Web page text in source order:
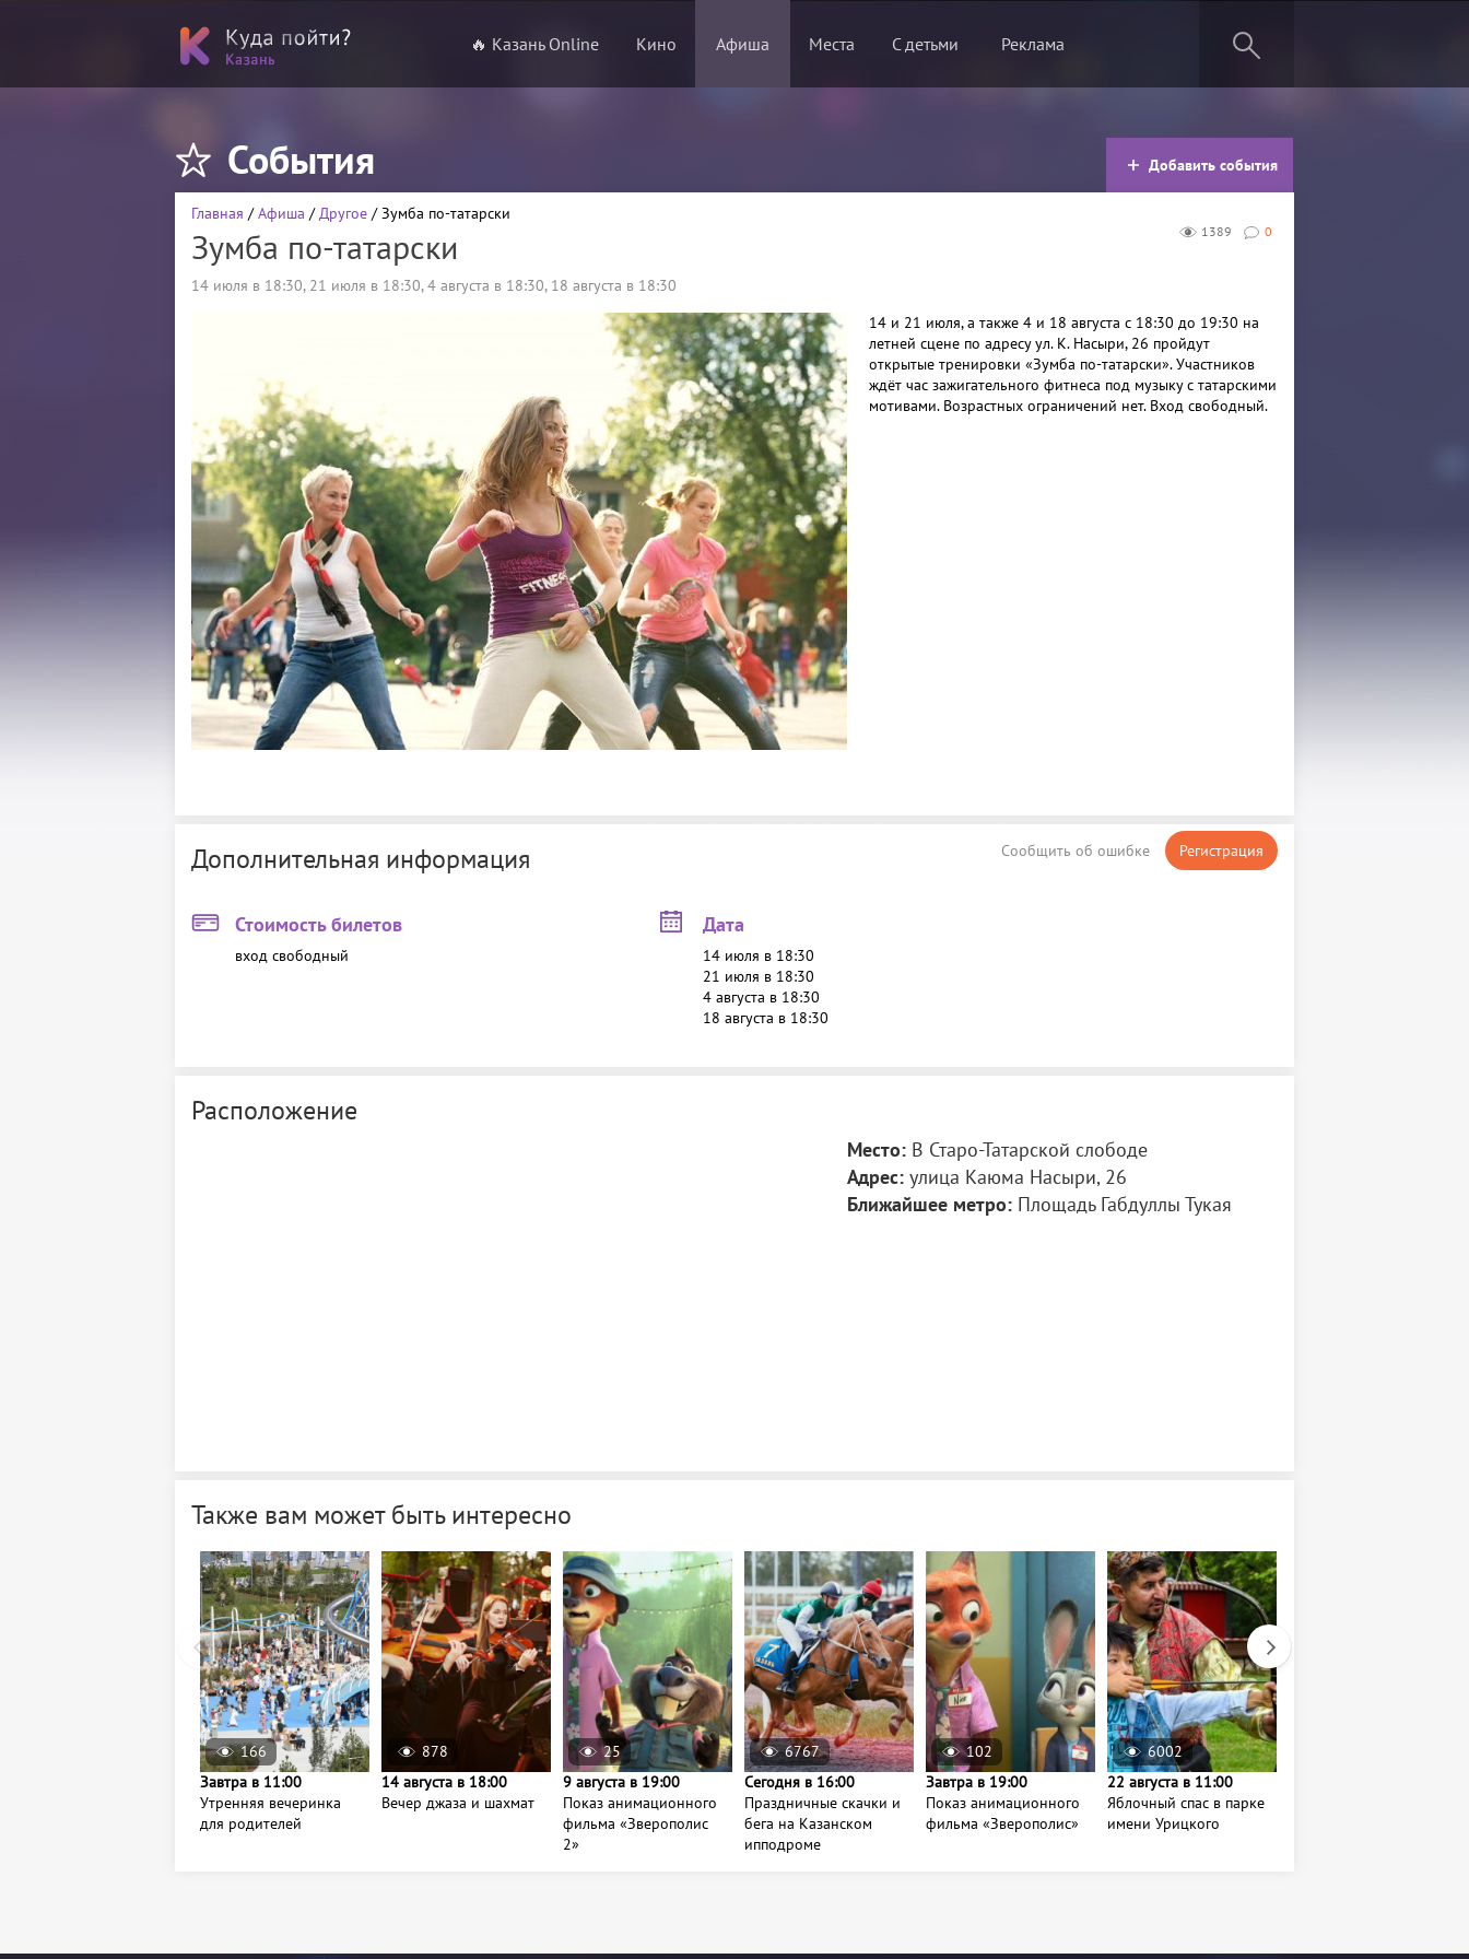
🔥 Казань Online Кино Афиша Места С детьми Реклама
События Добавить события
Главная /Афиша /Другое / Зумба по-татарски
0
1389
Зумба по-татарски
14 июля в 18:30, 21 июля в 18:30,4 августа в 18:30, 18 августа в 18:30
14 и 21 июля, а также 4 и 18 августа с 18:30 до 19:30 на
летней сцене по адресу ул. К. Насыри, 26 пройдут
открытые тренировки «Зумба по-татарски». Участников
ждёт час зажигательного фитнеса под музыку с татарскими
мотивами. Возрастных ограничений нет. Вход свободный.
Сообщить об ошибке Регистрация
Дополнительная информация
Стоимость билетов
вход свободный
Дата
14 июля в 18:30
21 июля в 18:30
4 августа в 18:30
18 августа в 18:30
Расположение
Место: В Старо-Татарской слободе
Адрес: улица Каюма Насыри, 26
Ближайшее метро: Площадь Габдуллы Тукая
Также вам может быть интересно
166
Завтра в 11:00
Утренняя вечеринка
для родителей
878
14 августа в 18:00
Вечер джаза и шахмат
25
9 августа в 19:00
Показ анимационного
фильма «Зверополис
2»
6767
Сегодня в 16:00
Праздничные скачки и
бега на Казанском
ипподроме
102
Завтра в 19:00
Показ анимационного
фильма «Зверополис»
6002
22 августа в 11:00
Яблочный спас в парке
имени Урицкого